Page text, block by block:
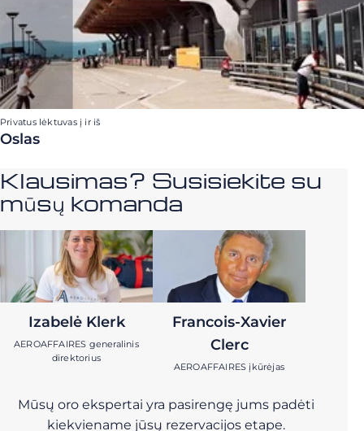
Privatus lėktuvas į ir iš
Oslas
Klausimas? Susisiekite su
mūsų komanda
Izabelė Klerk
AEROAFFAIRES generalinis
direktorius
Francois-Xavier
Clerc
AEROAFFAIRES įkūrėjas
Mūsų oro ekspertai yra pasirengę jums padėti
kiekviename jūsų rezervacijos etape.